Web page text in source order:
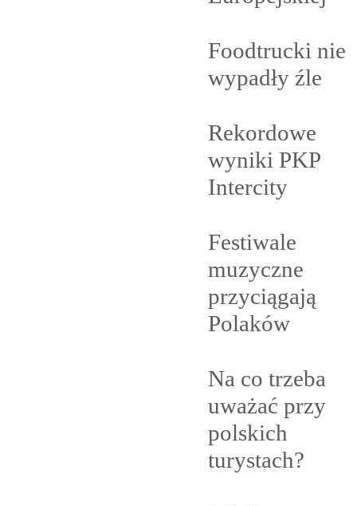
Foodtrucki nie
wypadły źle
Rekordowe
wyniki PKP
Intercity
Festiwale
muzyczne
przyciągają
Polaków
Na co trzeba
uważać przy
polskich
turystach?